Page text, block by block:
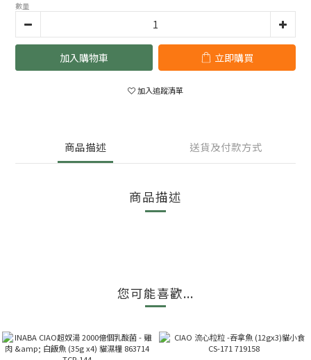
數量
加入購物車 立即購買
加入追蹤清單
商品描述 送貨及付款方式
商品描述
您可能喜歡...